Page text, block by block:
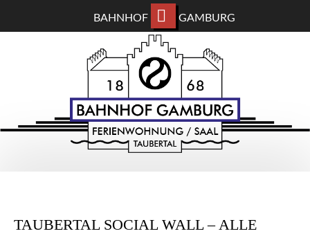
BAHNHOF GAMBURG
BAHNHOF GAMBURG
Ferienwohnung und Eventsaal im Taubertal
TAUBERTAL SOCIAL WALL – ALLE